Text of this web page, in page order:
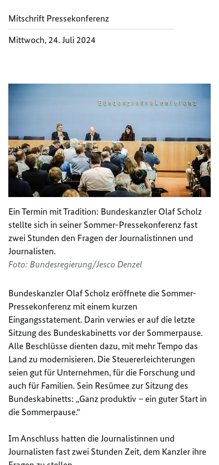
Mitschrift Pressekonferenz
Mittwoch, 24. Juli 2024
Ein Termin mit Tradition: Bundeskanzler Olaf Scholz
stellte sich in seiner Sommer-Pressekonferenz fast
zwei Stunden den Fragen der Journalistinnen und
Journalisten.
Foto: Bundesregierung/Jesco Denzel
Bundeskanzler Olaf Scholz eröffnete die Sommer-
Pressekonferenz mit einem kurzen
Eingangsstatement. Darin verwies er auf die letzte
Sitzung des Bundeskabinetts vor der Sommerpause.
Alle Beschlüsse dienten dazu, mit mehr Tempo das
Land zu modernisieren. Die Steuererleichterungen
seien gut für Unternehmen, für die Forschung und
auch für Familien. Sein Resümee zur Sitzung des
Bundeskabinetts: „Ganz produktiv – ein guter Start in
die Sommerpause.“
Im Anschluss hatten die Journalistinnen und
Journalisten fast zwei Stunden Zeit, dem Kanzler ihre